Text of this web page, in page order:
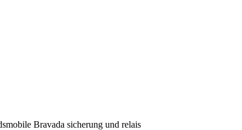
Bravada sicherung und relais